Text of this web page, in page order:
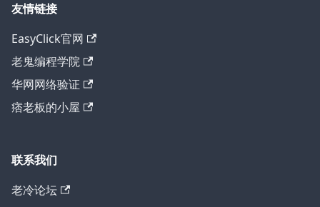
友情链接
EasyClick官网
老鬼编程学院
华网网络验证
痞老板的小屋
联系我们
老冷论坛